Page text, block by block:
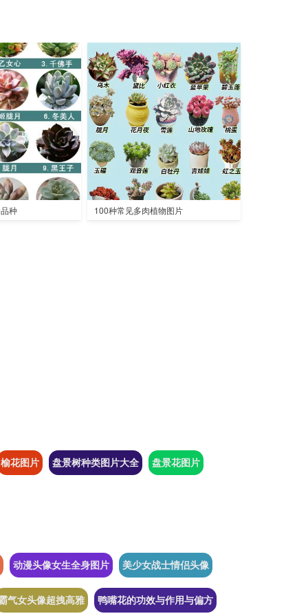
种 100种常见多肉植物图片
榆花图片 盘景树种类图片大全 盘景花图片
动漫头像女生全身图片 美少女战士情侣头像
气女头像超拽高雅 鸭嘴花的功效与作用与偏方